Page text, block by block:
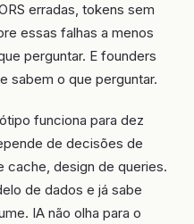
erradas, tokens sem
essas falhas a menos
perguntar. E founders
sabem o que perguntar.
funciona para dez
de decisões de
cache, design de queries.
de dados e já sabe
IA não olha para o